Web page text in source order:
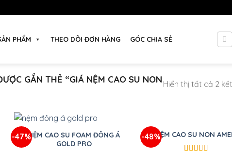
PHẨM THEO DÕI ĐƠN HÀNG GÓC CHIA SẺ
GẮN THẺ “GIÁ NỆM CAO SU NON Hiển thị tất cả 2
-47%
+
NỆM CAO SU FOAM ĐÔNG Á
GOLD PRO
-48%NỆM CAO SU NON